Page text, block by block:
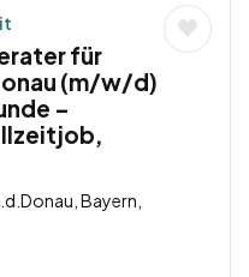
für
(m/w/d)
–
Bayern,